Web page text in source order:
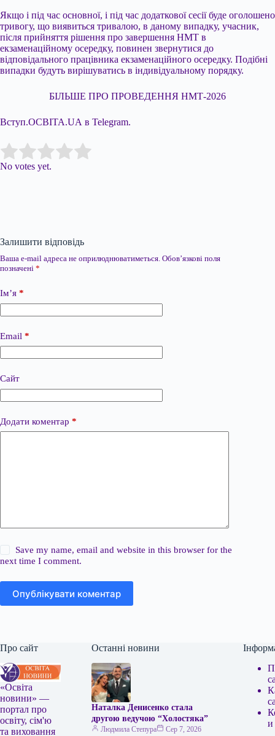
Якщо і під час основної, і під час додаткової сесії буде оголошено
тривогу, що виявиться тривалою, в даному випадку, учасник,
після прийняття рішення про завершення НМТ в
екзаменаційному осередку, повинен звернутися до
відповідального працівника екзаменаційного осередку. Подібні
випадки будуть вирішуватись в індивідуальному порядку.
БІЛЬШЕ ПРО ПРОВЕДЕННЯ НМТ-2026
Вступ.ОСВІТА.UA в Telegram.
Rate this item:
No votes yet.
Залишити відповідь
Ваша e-mail адреса не оприлюднюватиметься. Обов’язкові поля
позначені *
Ім’я *
Email *
Сайт
Додати коментар *
Save my name, email and website in this browser for the
next time I comment.
Опублікувати коментар
Про сайт
«Освіта
новини» —
портал про
освіту, сім'ю
та виховання
Останні новини
Наталка Денисенко стала
другою ведучою “Холостяка”
Людмила Степура Сер 7, 2026
и